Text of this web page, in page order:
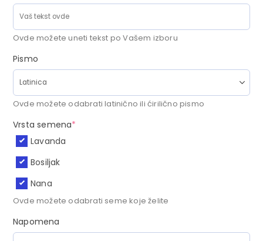
Ovde možete uneti tekst po Vašem izboru
Pismo
Ovde možete odabrati latinično ili ćirilično pismo
Vrsta semena*
Lavanda
Bosiljak
Nana
Ovde možete odabrati seme koje želite
Napomena